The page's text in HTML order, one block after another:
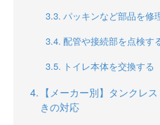
パッキンなど部品を修
配管や接続部を点検す
トイレ本体を交換する
【メーカー別】タンクレ
きの対応